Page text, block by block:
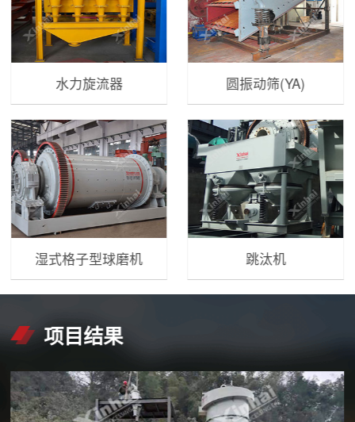
水力旋流器 圆振动筛(YA)
湿式格子型球磨机 跳汰机
项目结果